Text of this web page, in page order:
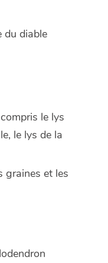
du diable
le lys
le lys de la
graines et les